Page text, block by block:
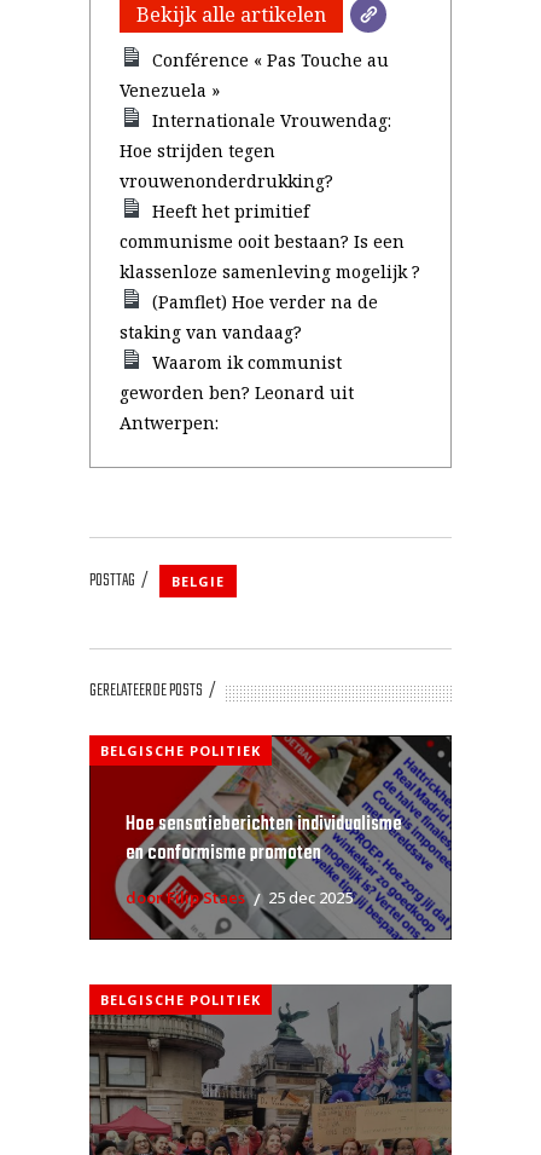
Bekijk alle artikelen
Conférence « Pas Touche au
Venezuela »
Internationale Vrouwendag:
Hoe strijden tegen
vrouwenonderdrukking?
Heeft het primitief
communisme ooit bestaan? Is een
klassenloze samenleving mogelijk ?
(Pamflet) Hoe verder na de
staking van vandaag?
Waarom ik communist
geworden ben? Leonard uit
Antwerpen:
POSTTAG BELGIE
GERELATEERDE POSTS
BELGISCHE POLITIEK
Hoe sensatieberichten individualisme
en conformisme promoten
door Filip Staes 25 dec 2025
BELGISCHE POLITIEK